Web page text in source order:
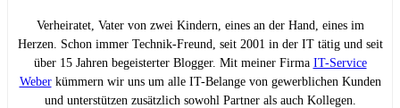
Verheiratet, Vater von zwei Kindern, eines an der Hand, eines im
Herzen. Schon immer Technik-Freund, seit 2001 in der IT tätig und seit
über 15 Jahren begeisterter Blogger. Mit meiner Firma IT-Service
Weberkümmern wir uns um alle IT-Belange von gewerblichen Kunden
und unterstützen zusätzlich sowohl Partner als auch Kollegen.